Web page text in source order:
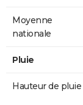
Moyenne
nationale
Pluie
Hauteur de pluie